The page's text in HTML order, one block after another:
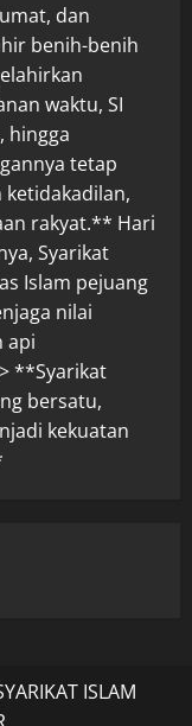
dan
benih-benih
waktu, SI
hingga
tetap
rakyat.** Hari
Syarikat
Islam pejuang
nilai
api
**Syarikat
bersatu,
kekuatan
ISLAM